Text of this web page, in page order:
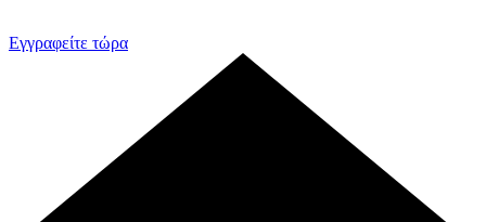
Εγγραφείτε τώρα